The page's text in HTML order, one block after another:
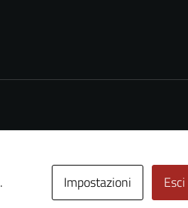
Impostazioni Esci